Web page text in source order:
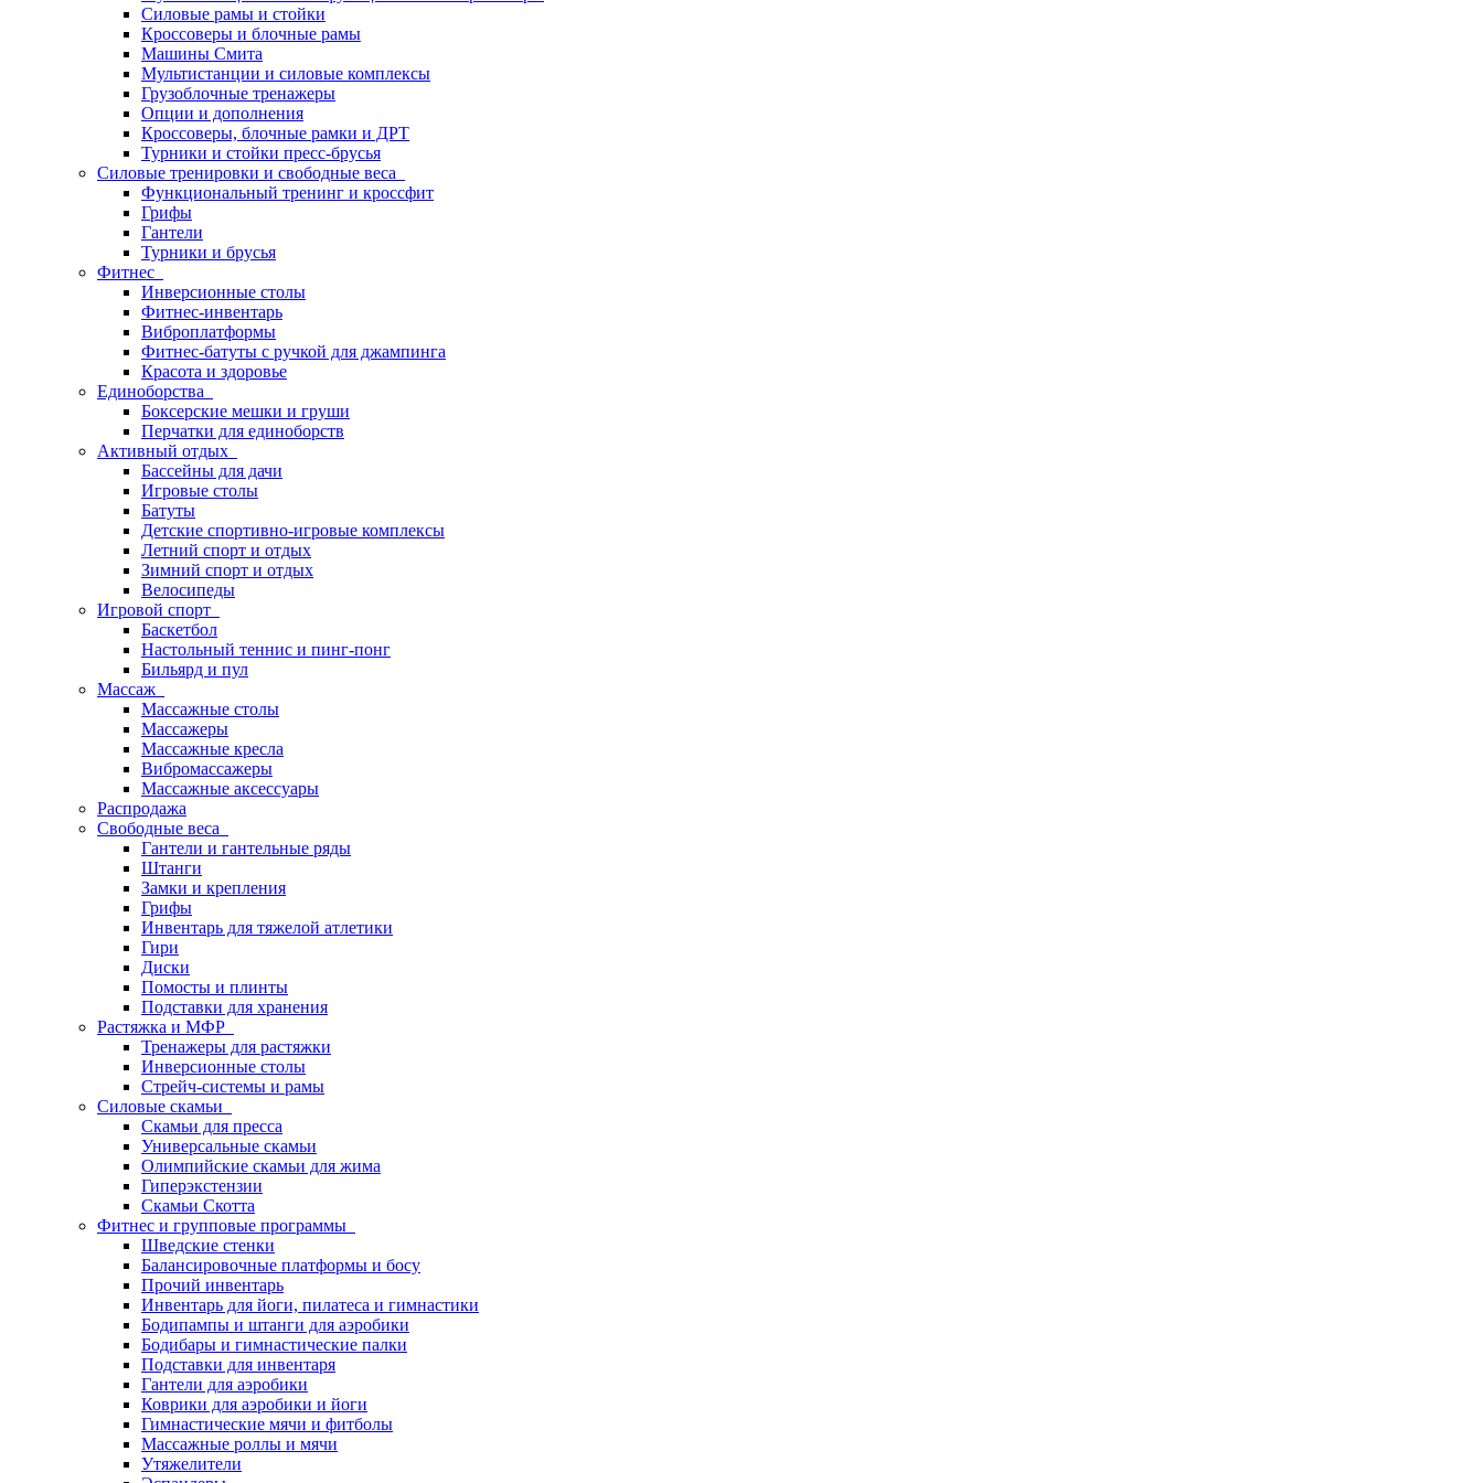
Силовые рамы и стойки
Кроссоверы и блочные рамы
Машины Смита
Мультистанции и силовые комплексы
Грузоблочные тренажеры
Опции и дополнения
Кроссоверы, блочные рамки и ДРТ
Турники и стойки пресс-брусья
Силовые тренировки и свободные веса
Функциональный тренинг и кроссфит
Грифы
Гантели
Турники и брусья
Фитнес
Инверсионные столы
Фитнес-инвентарь
Виброплатформы
Фитнес-батуты с ручкой для джампинга
Красота и здоровье
Единоборства
Боксерские мешки и груши
Перчатки для единоборств
Активный отдых
Бассейны для дачи
Игровые столы
Батуты
Детские спортивно-игровые комплексы
Летний спорт и отдых
Зимний спорт и отдых
Велосипеды
Игровой спорт
Баскетбол
Настольный теннис и пинг-понг
Бильярд и пул
Массаж
Массажные столы
Массажеры
Массажные кресла
Вибромассажеры
Массажные аксессуары
Распродажа
Свободные веса
Гантели и гантельные ряды
Штанги
Замки и крепления
Грифы
Инвентарь для тяжелой атлетики
Гири
Диски
Помосты и плинты
Подставки для хранения
Растяжка и МФР
Тренажеры для растяжки
Инверсионные столы
Стрейч-системы и рамы
Силовые скамьи
Скамьи для пресса
Универсальные скамьи
Олимпийские скамьи для жима
Гиперэкстензии
Скамьи Скотта
Фитнес и групповые программы
Шведские стенки
Балансировочные платформы и босу
Прочий инвентарь
Инвентарь для йоги, пилатеса и гимнастики
Бодипампы и штанги для аэробики
Бодибары и гимнастические палки
Подставки для инвентаря
Гантели для аэробики
Коврики для аэробики и йоги
Гимнастические мячи и фитболы
Массажные роллы и мячи
Утяжелители